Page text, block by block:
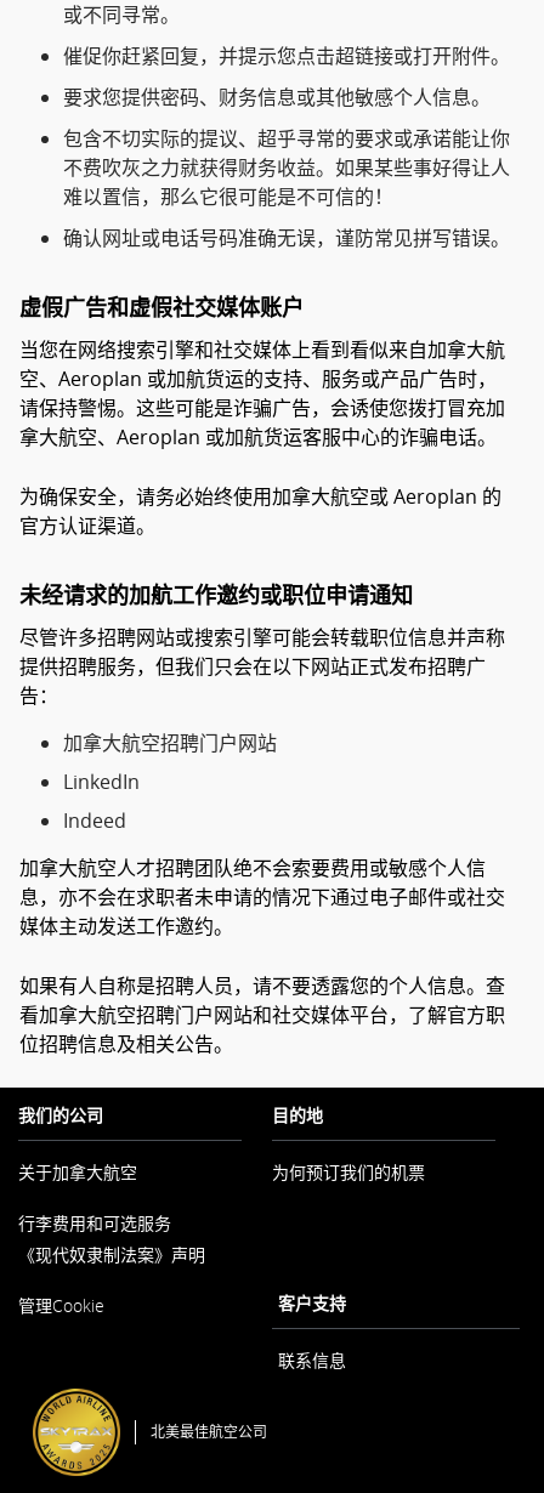
或不同寻常。
催促你赶紧回复，并提示您点击超链接或打开附件。
要求您提供密码、财务信息或其他敏感个人信息。
包含不切实际的提议、超乎寻常的要求或承诺能让你
不费吹灰之力就获得财务收益。如果某些事好得让人
难以置信，那么它很可能是不可信的！
确认网址或电话号码准确无误，谨防常见拼写错误。
虚假广告和虚假社交媒体账户
当您在网络搜索引擎和社交媒体上看到看似来自加拿大航
空、Aeroplan 或加航货运的支持、服务或产品广告时，
请保持警惕。这些可能是诈骗广告，会诱使您拨打冒充加
拿大航空、Aeroplan 或加航货运客服中心的诈骗电话。
为确保安全，请务必始终使用加拿大航空或 Aeroplan 的
官方认证渠道。
未经请求的加航工作邀约或职位申请通知
尽管许多招聘网站或搜索引擎可能会转载职位信息并声称
提供招聘服务，但我们只会在以下网站正式发布招聘广
告：
加拿大航空招聘门户网站
LinkedIn
Indeed
加拿大航空人才招聘团队绝不会索要费用或敏感个人信
息，亦不会在求职者未申请的情况下通过电子邮件或社交
媒体主动发送工作邀约。
如果有人自称是招聘人员，请不要透露您的个人信息。查
看加拿大航空招聘门户网站和社交媒体平台，了解官方职
位招聘信息及相关公告。
我们的公司
关于加拿大航空
新
窗
口
打
行李费用和可选服务
《现代奴隶制法案》声明
新
管理Cookie
目的地
为何预订我们的机票
客户支持
联系信息
北美最佳航空公司